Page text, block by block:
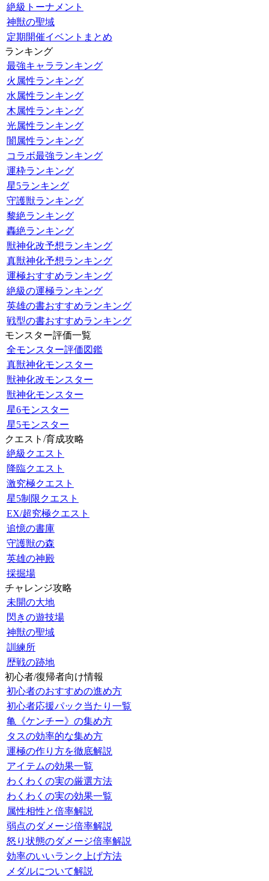
絶級トーナメント
神獣の聖域
定期開催イベントまとめ
ランキング
最強キャラランキング
火属性ランキング
水属性ランキング
木属性ランキング
光属性ランキング
闇属性ランキング
コラボ最強ランキング
運枠ランキング
星5ランキング
守護獣ランキング
黎絶ランキング
轟絶ランキング
獣神化改予想ランキング
真獣神化予想ランキング
運極おすすめランキング
絶級の運極ランキング
英雄の書おすすめランキング
戦型の書おすすめランキング
モンスター評価一覧
全モンスター評価図鑑
真獣神化モンスター
獣神化改モンスター
獣神化モンスター
星6モンスター
星5モンスター
クエスト/育成攻略
絶級クエスト
降臨クエスト
激究極クエスト
星5制限クエスト
EX/超究極クエスト
追憶の書庫
守護獣の森
英雄の神殿
採掘場
チャレンジ攻略
未開の大地
閃きの遊技場
神獣の聖域
訓練所
歴戦の跡地
初心者/復帰者向け情報
初心者のおすすめの進め方
初心者応援パック当たり一覧
亀《ケンチー》の集め方
タスの効率的な集め方
運極の作り方を徹底解説
アイテムの効果一覧
わくわくの実の厳選方法
わくわくの実の効果一覧
属性相性と倍率解説
弱点のダメージ倍率解説
怒り状態のダメージ倍率解説
効率のいいランク上げ方法
メダルについて解説